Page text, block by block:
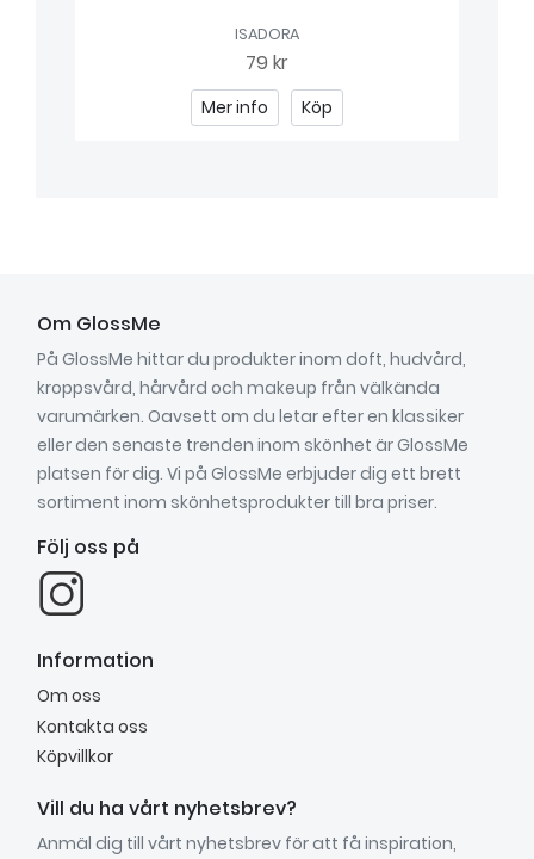
ISADORA
79 kr
Mer info Köp
Om GlossMe
På GlossMe hittar du produkter inom doft, hudvård,
kroppsvård, hårvård och makeup från välkända
varumärken. Oavsett om du letar efter en klassiker
eller den senaste trenden inom skönhet är GlossMe
platsen för dig. Vi på GlossMe erbjuder dig ett brett
sortiment inom skönhetsprodukter till bra priser.
Följ oss på
Information
Om oss
Kontakta oss
Köpvillkor
Vill du ha vårt nyhetsbrev?
Anmäl dig till vårt nyhetsbrev för att få inspiration,